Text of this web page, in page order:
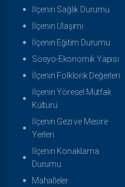
İlçenin Sağlık Durumu
İlçenin Ulaşımı
İlçenin Eğitim Durumu
Sosyo-Ekonomik Yapısı
İlçenin Folklorik Değerleri
İlçenin Yöresel Mutfak
Kültürü
İlçenin Gezi ve Mesire
Yerleri
İlçenin Konaklama
Durumu
Mahalleler